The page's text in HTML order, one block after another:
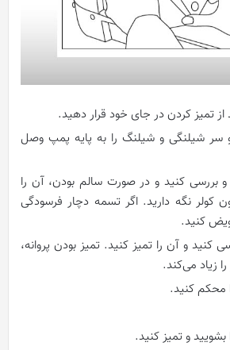
تمیز کردن در جای خود قرار دهید.
سر شیلنگی و شیلنگ را به پایه پمپ وصل
و بررسی کنید و در صورت سالم بودن، آن را
کولر نگه دارید. اگر تسمه دچار فرسودگی
کنید.
کنید و آن را تمیز کنید. تمیز بودن پروانه،
زیاد می‌کند.
محکم کنید.
بشویید و تمیز کنید.